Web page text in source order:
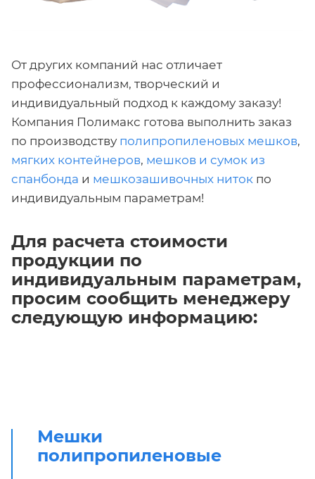
От других компаний нас отличает
профессионализм, творческий и
индивидуальный подход к каждому заказу!
Компания Полимакс готова выполнить заказ
по производству полипропиленовых мешков,
мягких контейнеров, мешков и сумок из
спанбонда и мешкозашивочных ниток по
индивидуальным параметрам!
Для расчета стоимости
продукции по
индивидуальным параметрам,
просим сообщить менеджеру
следующую информацию:
Мешки
полипропиленовые